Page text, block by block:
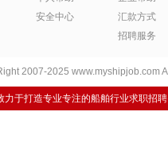
安全中心
汇款方式
招聘服务
2007-2025 www.myshipjob.com
于打造专业专注的船舶行业求职招